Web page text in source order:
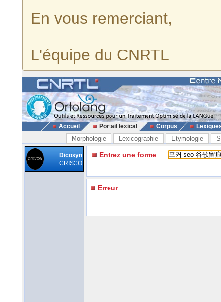
En vous remerciant,
L'équipe du CNRTL
Accueil Portail lexical Corpus
Morphologie Lexicographie Etymologie
Dicosyn
CRISCO
Entrez une forme
Erreur